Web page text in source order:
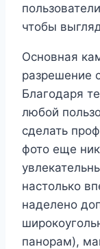
чтобы
Основная
разрешение
Благодаря
любой
сделать
фото еще
настолько
наделено
панорам),